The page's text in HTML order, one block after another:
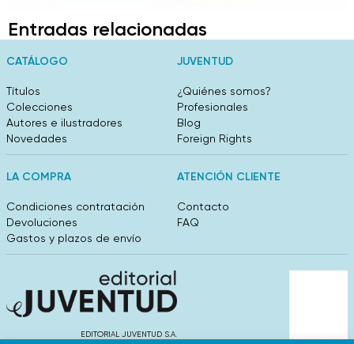
Entradas relacionadas
CATÁLOGO
Títulos
Colecciones
Autores e ilustradores
Novedades
JUVENTUD
¿Quiénes somos?
Profesionales
Blog
Foreign Rights
LA COMPRA
Condiciones contratación
Devoluciones
Gastos y plazos de envío
ATENCIÓN CLIENTE
Contacto
FAQ
EDITORIAL JUVENTUD S.A.